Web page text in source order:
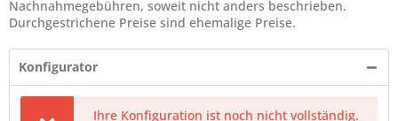
Nachnahmegebühren, soweit nicht anders beschrieben.
Durchgestrichene Preise sind ehemalige Preise.
Konfigurator
Ihre Konfiguration ist noch nicht vollständig.